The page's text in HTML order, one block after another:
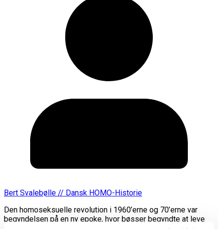
Bert Svalebølle // Dansk HOMO-Historie
Den homoseksuelle revolution i 1960’erne og 70’erne var
begyndelsen på en ny epoke, hvor bøsser begyndte at leve